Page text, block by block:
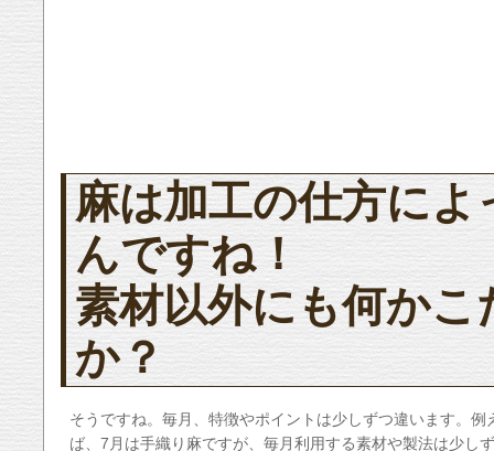
麻は加工の仕方に
んですね！
素材以外にも何か
か？
そうですね。毎月、特徴やポイントは少しずつ違います。例
ば、7月は手織り麻ですが、毎月利用する素材や製法は少し